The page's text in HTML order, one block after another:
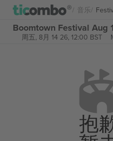
音乐
Boomtown Festival Aug
周五, 8月 14 26, 12:00 BST
抱